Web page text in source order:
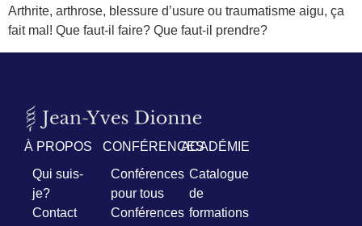
Arthrite, arthrose, blessure d’usure ou traumatisme aigu, ça
fait mal! Que faut-il faire? Que faut-il prendre?
À PROPOS
Qui suis-
je?
Contact
CONFÉRENCES
Conférences
pour tous
Conférences
ACADÉMIE
Catalogue
de
formations
GRAS,
MAUVAIS
à
mon
infolettre.
Prénom
*